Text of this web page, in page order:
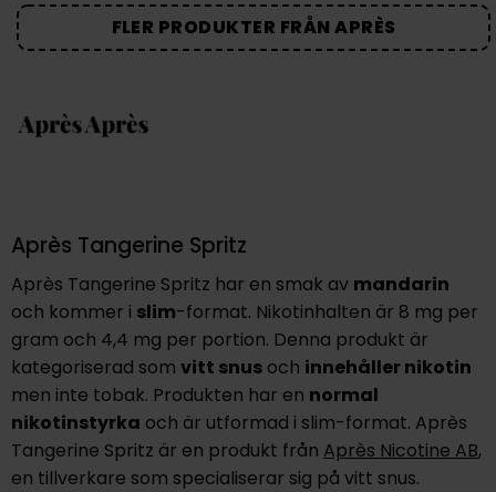
FLER PRODUKTER FRÅN APRÈS
Après Tangerine Spritz
Après Tangerine Spritz har en smak av mandarin
och kommer i slim-format. Nikotinhalten är 8 mg per
gram och 4,4 mg per portion. Denna produkt är
kategoriserad som vitt snusoch innehåller nikotin
men inte tobak. Produkten har en normal
nikotinstyrka och är utformad i slim-format. Après
Tangerine Spritz är en produkt från Après Nicotine AB,
en tillverkare som specialiserar sig på vitt snus.